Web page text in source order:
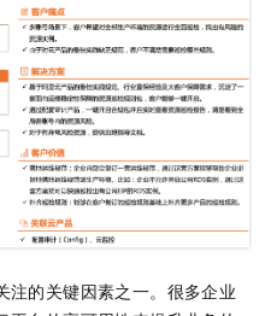
注的关键因素之一。很多企业